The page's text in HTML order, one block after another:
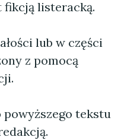
fikcją listeracką.
lub w części
z pomocą
powyższego tekstu